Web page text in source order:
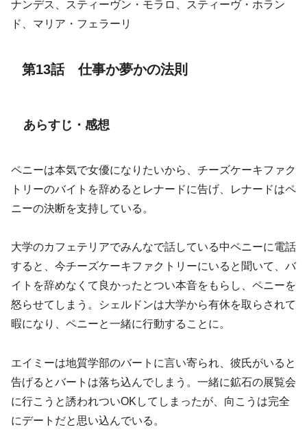
ナンデス、スティーヴン・モラロ、スティーヴ・ホラン
ド、マリア・フェラーリ
第13話 仕事か夢かの法則
あらすじ・感想
ペニーは本気で女優になりたいから、チーズケーキファク
トリーのバイトを辞めるとレナードに告げ、レナードはペ
ニーの決断を支持している。
大学のカフェテリアでみんなで話している中ペニーに電話
すると、今チーズケーキファクトリーにいると聞いて、バ
イトを辞めなくて良かったとつい本音をもらし、ペニーを
怒らせてしまう。シェルドンは大学から有休を取らされて
暇になり、ペニーと一緒に行動することに。
エイミーは地質学部のバートに言い寄られ、彼氏がいると
告げるとバートは落ち込んでしまう。一緒に鉱石の展覧会
に行こうと誘われついOKしてしまったが、向こうは完全
にデートだと思い込んでいる。